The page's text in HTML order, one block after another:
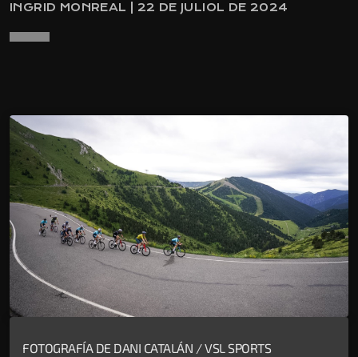
INGRID MONREAL | 22 DE JULIOL DE 2024
FOTOGRAFÍA DE DANI CATALÁN / VSL SPORTS